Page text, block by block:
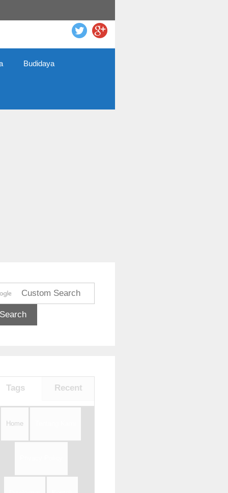
Budidaya
Tags Recent
Home